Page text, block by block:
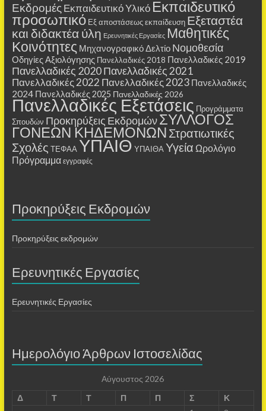
Εκδρομές Εκπαιδευτικό Υλικό Εκπαιδευτικό
προσωπικό Εξ αποστάσεως εκπαίδευση Εξεταστέα
και διδακτέα ύλη Ερευνητικές Εργασίες Μαθητικές
Κοινότητες Μηχανογραφικό Δελτίο Νομοθεσία
Οδηγίες Αξιολόγησης Πανελλαδικές 2018 Πανελλαδικές 2019
Πανελλαδικές 2020 Πανελλαδικές 2021
Πανελλαδικές 2022 Πανελλαδικές 2023 Πανελλαδικές
2024 Πανελλαδικές 2025 Πανελλαδικές 2026
Πανελλαδικές Εξετάσεις Προγράμματα
Σπουδών Προκηρύξεις ΕκδρομώνΣΥΛΛΟΓΟΣ
ΓΟΝΕΩΝ ΚΗΔΕΜΟΝΩΝ Στρατιωτικές
Σχολές ΤΕΦΑΑ ΥΠΑΙΘ ΥΠΑΙΘΑ Υγεία Ωρολόγιο
Πρόγραμμα εγγραφές
Προκηρύξεις Εκδρομών
Προκηρύξεις εκδρομών
Ερευνητικές Εργασίες
Ερευνητικές Εργασίες
Ημερολόγιο Άρθρων Ιστοσελίδας
Αύγουστος 2026
Δ
Τ Τ Π Π Σ
Κ